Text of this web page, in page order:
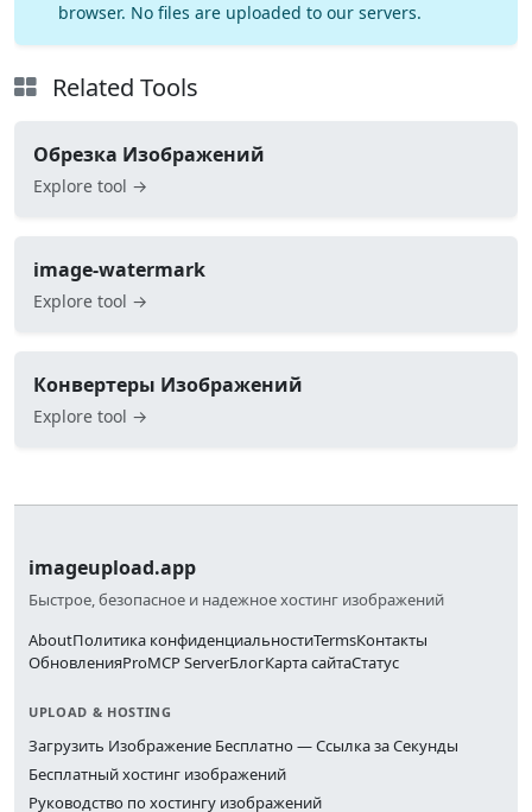
browser. No files are uploaded to our servers.
Related Tools
Обрезка Изображений
Explore tool →
image-watermark
Explore tool →
Конвертеры Изображений
Explore tool →
imageupload.app
Быстрое, безопасное и надежное хостинг изображений
AboutПолитика конфиденциальностиTermsКонтакты
ОбновленияProMCP ServerБлогКарта сайтаСтатус
UPLOAD & HOSTING
Загрузить Изображение Бесплатно — Ссылка за Секунды
Бесплатный хостинг изображений
Руководство по хостингу изображений